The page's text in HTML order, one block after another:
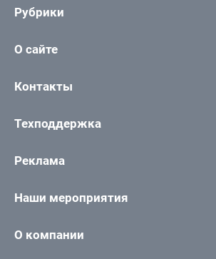
Рубрики
О сайте
Контакты
Техподдержка
Реклама
Наши мероприятия
О компании